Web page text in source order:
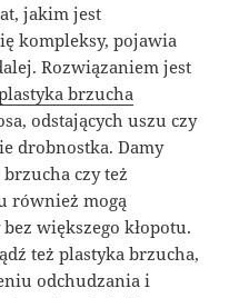
jakim jest
kompleksy, pojawia
Rozwiązaniem jest
brzucha
odstających uszu czy
drobnostka. Damy
czy też
również mogą
większego kłopotu.
też plastyka brzucha,
odchudzania i